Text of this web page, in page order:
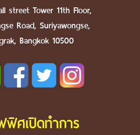
street Tower 11th Floor,
Road, Suriyawongse,
Bangkok 10500
ศเปิดทำการ